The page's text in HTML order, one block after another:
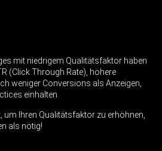
mit niedrigem Qualitätsfaktor haben
(Click Through Rate), höhere
weniger Conversions als Anzeigen,
einhalten.
Ihren Qualitätsfaktor zu erhöhnen,
als nötig!